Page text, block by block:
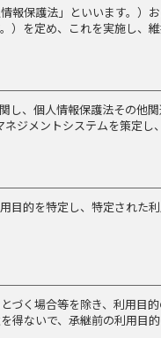
報保護法」といいます。）
）を定め、これを実施し、維
し、個人情報保護法その他
ジメントシステムを策定し
目的を特定し、特定された
づく場合等を除き、利用目
得ないで、承継前の利用目